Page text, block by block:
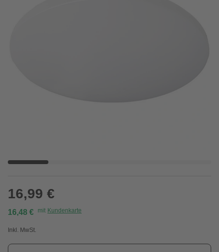
16,99 €
16,48 € mit Kundenkarte
Inkl. MwSt.